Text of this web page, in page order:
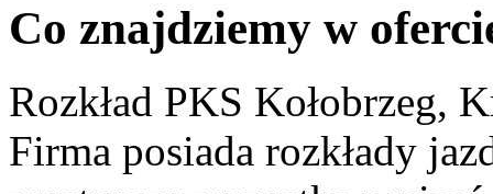
Co znajdziemy w
Rozkład PKS Kołobrzeg,
Firma posiada rozkłady